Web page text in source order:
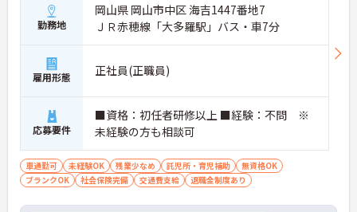
勤務地
岡山県 岡山市中区 海吉1447番地7
ＪＲ赤穂線「大多羅駅」バス・車7分
雇用形態 正社員(正職員)
応募要件
■資格：初任者研修以上 ■経験：不問 ※
未経験の方も相談可
車通勤可 未経験OK 残業少なめ 託児所・育児補助
無資格OK
ブランクOK
社会保険完備 交通費支給 退職金制度あり